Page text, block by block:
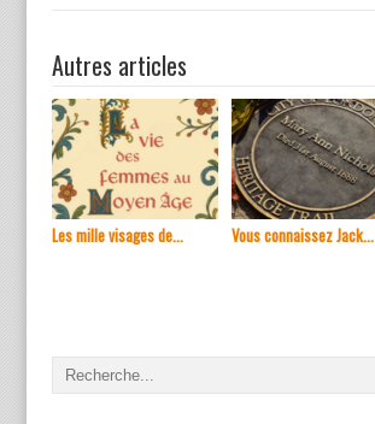
Autres articles
Les mille visages de... Vous connaissez Jack...